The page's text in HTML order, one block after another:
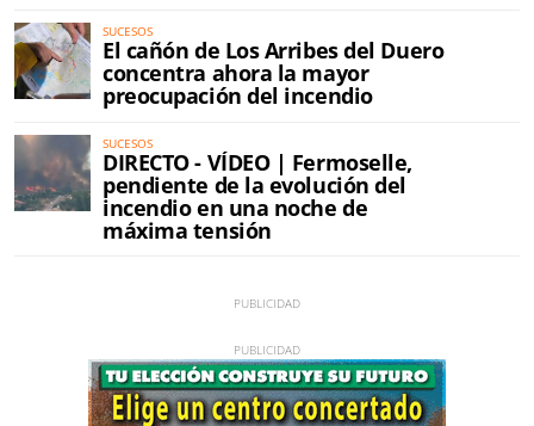
SUCESOS
El cañón de Los Arribes del Duero
concentra ahora la mayor
preocupación del incendio
SUCESOS
DIRECTO - VÍDEO | Fermoselle,
pendiente de la evolución del
incendio en una noche de
máxima tensión